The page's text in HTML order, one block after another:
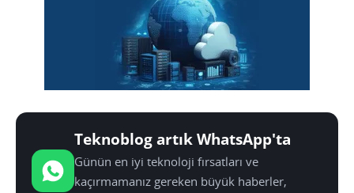
Teknoblog artık WhatsApp'ta
Günün en iyi teknoloji fırsatları ve
kaçırmamanız gereken büyük haberler,